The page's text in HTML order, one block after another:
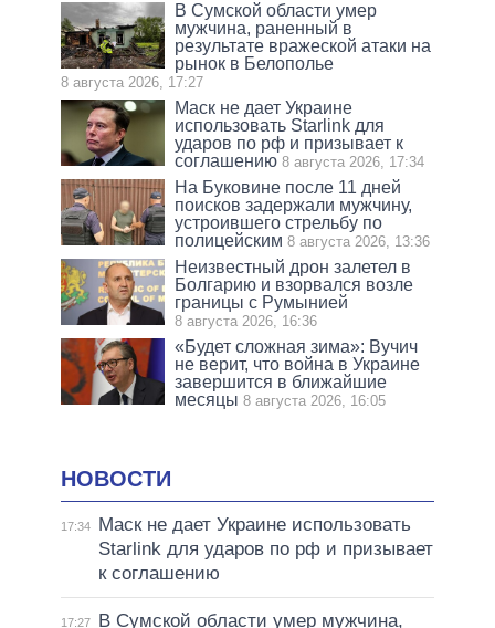
В Сумской области умер
мужчина, раненный в
результате вражеской атаки на
рынок в Белополье
8 августа 2026, 17:27
Маск не дает Украине
использовать Starlink для
ударов по рф и призывает к
соглашению 8 августа 2026, 17:34
На Буковине после 11 дней
поисков задержали мужчину,
устроившего стрельбу по
полицейским 8 августа 2026, 13:36
Неизвестный дрон залетел в
Болгарию и взорвался возле
границы с Румынией
8 августа 2026, 16:36
«Будет сложная зима»: Вучич
не верит, что война в Украине
завершится в ближайшие
месяцы 8 августа 2026, 16:05
НОВОСТИ
17:34
Маск не дает Украине использовать
Starlink для ударов по рф и призывает
к соглашению
17:27
В Сумской области умер мужчина,